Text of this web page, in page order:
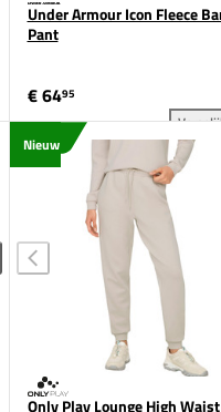
Classic Jogger Pant
Under Armour Icon Fleece
Pant
€ 6495
Nieuw
Only Play Lounge High Waist